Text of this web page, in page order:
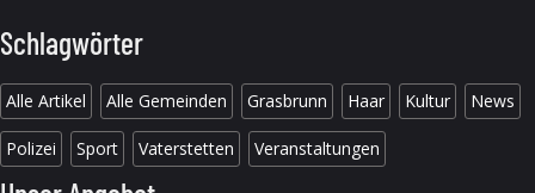
Schlagwörter
Alle Artikel Alle Gemeinden Grasbrunn Haar Kultur News
Polizei Sport Vaterstetten Veranstaltungen